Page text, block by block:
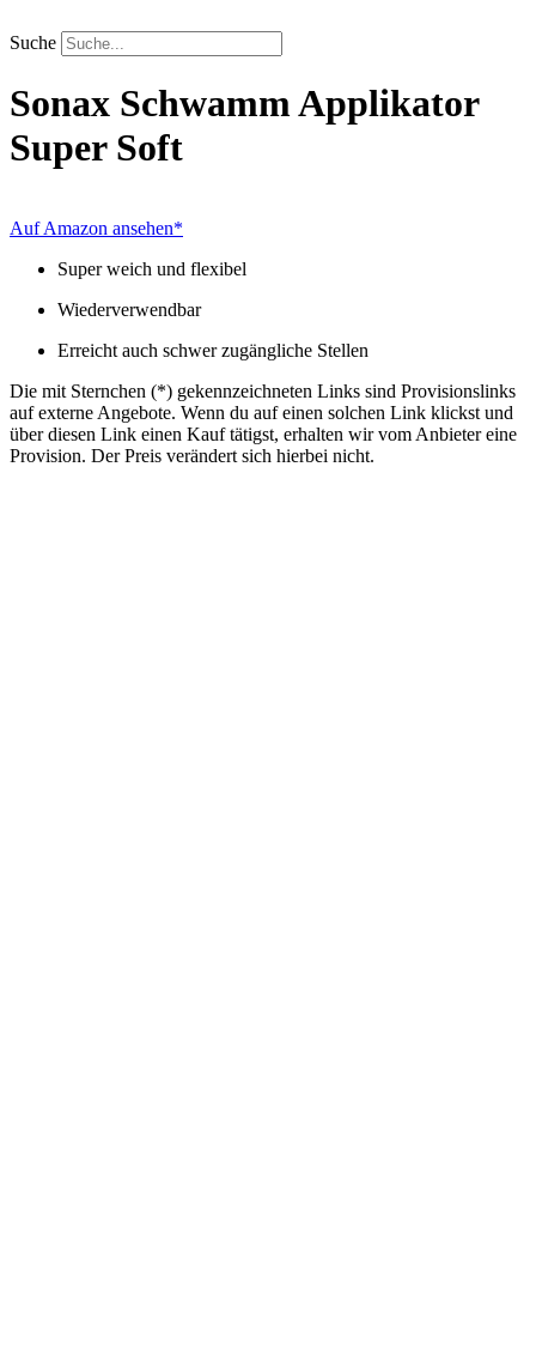
Inhalt
springen
Suche
Sonax Schwamm Applikator
Super Soft
Auf Amazon ansehen*
Super weich und flexibel
Wiederverwendbar
Erreicht auch schwer zugängliche Stellen
Die mit Sternchen (*) gekennzeichneten Links sind Provisionslinks
auf externe Angebote. Wenn du auf einen solchen Link klickst und
über diesen Link einen Kauf tätigst, erhalten wir vom Anbieter eine
Provision. Der Preis verändert sich hierbei nicht.